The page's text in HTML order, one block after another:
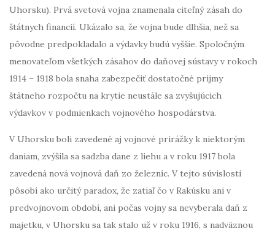
Uhorsku). Prvá svetová vojna znamenala citeľný zásah do
štátnych financií. Ukázalo sa, že vojna bude dlhšia, než sa
pôvodne predpokladalo a výdavky budú vyššie. Spoločným
menovateľom všetkých zásahov do daňovej sústavy v rokoch
1914 – 1918 bola snaha zabezpečiť dostatočné príjmy
štátneho rozpočtu na krytie neustále sa zvyšujúcich
výdavkov v podmienkach vojnového hospodárstva.
V Uhorsku boli zavedené aj vojnové prirážky k niektorým
daniam, zvýšila sa sadzba dane z liehu a v roku 1917 bola
zavedená nová vojnová daň zo železníc. V tejto súvislosti
pôsobí ako určitý paradox, že zatiaľ čo v Rakúsku ani v
predvojnovom období, ani počas vojny sa nevyberala daň z
majetku, v Uhorsku sa tak stalo už v roku 1916, s nadväznou